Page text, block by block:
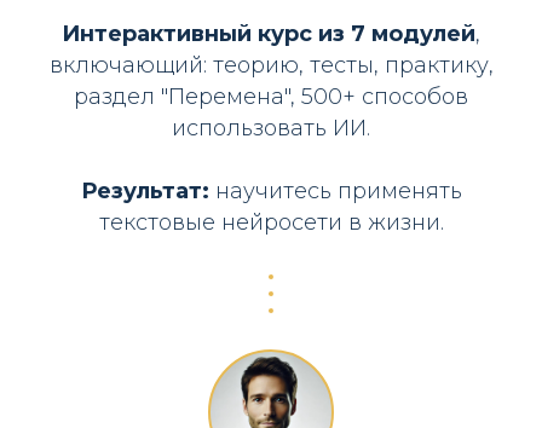
Интерактивный курс из 7 модулей,
включающий: теорию, тесты, практику,
раздел "Перемена", 500+ способов
использовать ИИ.
Результат: научитесь применять
текстовые нейросети в жизни.